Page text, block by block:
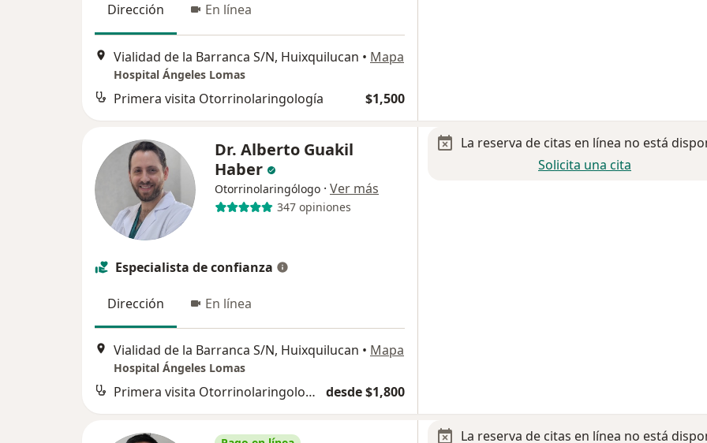
Dirección
En línea
Vialidad de la Barranca S/N, Huixquilucan • Mapa
Hospital Ángeles Lomas
Primera visita Otorrinolaringología $1,500
Dr. Alberto Guakil
Haber
Otorrinolaringólogo · Ver más
347 opiniones
Especialista de confianza
Dirección En línea
Vialidad de la Barranca S/N, Huixquilucan • Mapa
Hospital Ángeles Lomas
Primera visita Otorrinolaringología desde $1,800
La reserva de citas en línea no está
Solicita una cita
La reserva de citas en línea no está